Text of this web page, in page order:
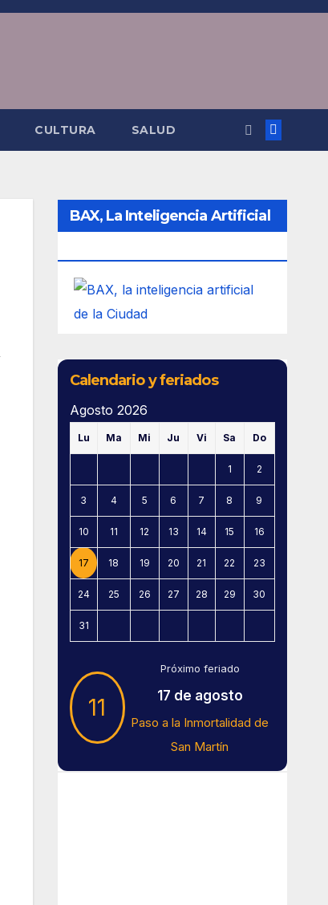
CULTURA SALUD
BAX, La Inteligencia Artificial
Calendario y feriados
Agosto 2026
Lu Ma Mi Ju Vi Sa Do
1 2
3 4 5 6 7 8 9
10 11 12 13 14 15 16
17 18 19 20 21 22 23
24 25 26 27 28 29 30
31
11
Próximo feriado
17 de agosto
Paso a la Inmortalidad de
San Martín